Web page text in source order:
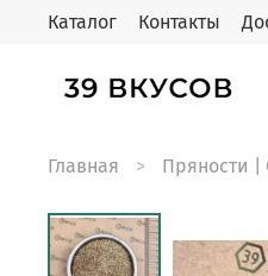
Каталог Контакты
Главная Пряности